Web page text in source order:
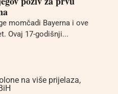
momčadi Bayerna i ove
Ovaj 17-godišnji...
na više prijelaza,